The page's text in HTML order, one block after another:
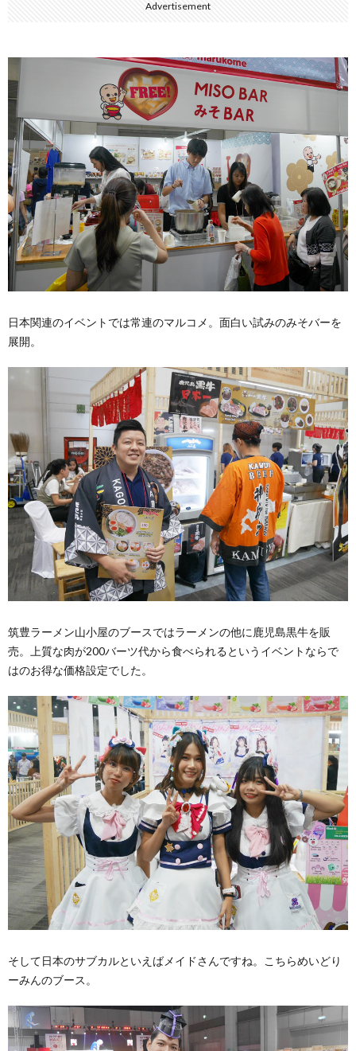
Advertisement
日本関連のイベントでは常連のマルコメ。面白い試みのみそバーを
展開。
筑豊ラーメン山小屋のブースではラーメンの他に鹿児島黒牛を販
売。上質な肉が200バーツ代から食べられるというイベントならで
はのお得な価格設定でした。
そして日本のサブカルといえばメイドさんですね。こちらめいどり
ーみんのブース。